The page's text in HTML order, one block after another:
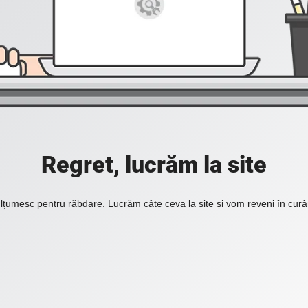
Regret, lucrăm la site
pentru răbdare. Lucrăm câte ceva la site și vom reveni în